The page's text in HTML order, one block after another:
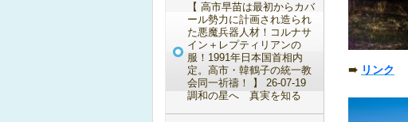
【 高市早苗は最初からカバ
ール勢力に計画され造られ
た悪魔兵器人材！コルナサ
イン＋レプティリアンの
服！1991年日本国首相内
定。高市・韓鶴子の統一教
会同一祈禱！ 】 26-07-19
調和の星へ 真実を知る
➠ リンク